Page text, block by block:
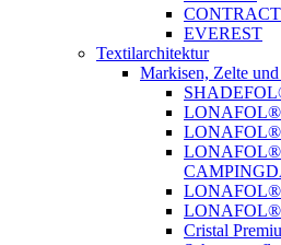
EVEREST
Textilarchitektur
Markisen, Zelte und
LONAFOL®
LONAFOL®
LONAFOL®
LONAFOL®
Cristal